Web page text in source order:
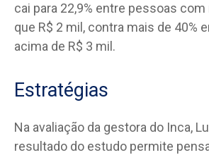
cai para 22,9% entre pessoas
que R$ 2 mil, contra mais de 40%
acima de R$ 3 mil.
Estratégias
Na avaliação da gestora do Inca,
resultado do estudo permite